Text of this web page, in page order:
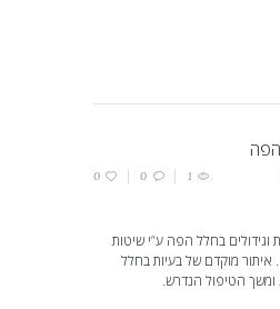
1
0
0
וגידולים בחלל הפה ע”י שיטות
איתור מוקדם של בעיות בחלל
הטיפול הנדרש.